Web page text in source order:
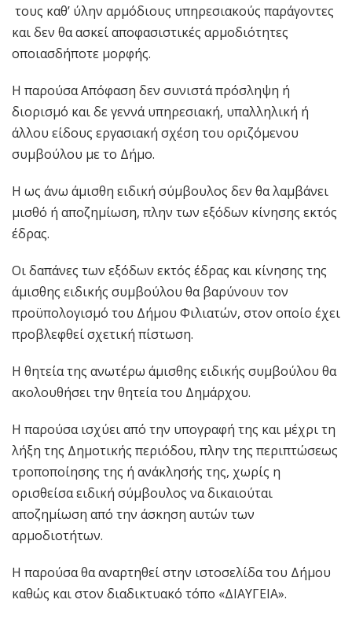
τους καθ’ ύλην αρμόδιους υπηρεσιακούς παράγοντες
και δεν θα ασκεί αποφασιστικές αρμοδιότητες
οποιασδήποτε μορφής.
Η παρούσα Απόφαση δεν συνιστά πρόσληψη ή
διορισμό και δε γεννά υπηρεσιακή, υπαλληλική ή
άλλου είδους εργασιακή σχέση του οριζόμενου
συμβούλου με το Δήμο.
Η ως άνω άμισθη ειδική σύμβουλος δεν θα λαμβάνει
μισθό ή αποζημίωση, πλην των εξόδων κίνησης εκτός
έδρας.
Οι δαπάνες των εξόδων εκτός έδρας και κίνησης της
άμισθης ειδικής συμβούλου θα βαρύνουν τον
προϋπολογισμό του Δήμου Φιλιατών, στον οποίο έχει
προβλεφθεί σχετική πίστωση.
Η θητεία της ανωτέρω άμισθης ειδικής συμβούλου θα
ακολουθήσει την θητεία του Δημάρχου.
Η παρούσα ισχύει από την υπογραφή της και μέχρι τη
λήξη της Δημοτικής περιόδου, πλην της περιπτώσεως
τροποποίησης της ή ανάκλησής της, χωρίς η
ορισθείσα ειδική σύμβουλος να δικαιούται
αποζημίωση από την άσκηση αυτών των
αρμοδιοτήτων.
Η παρούσα θα αναρτηθεί στην ιστοσελίδα του Δήμου
καθώς και στον διαδικτυακό τόπο «ΔΙΑΥΓΕΙΑ».